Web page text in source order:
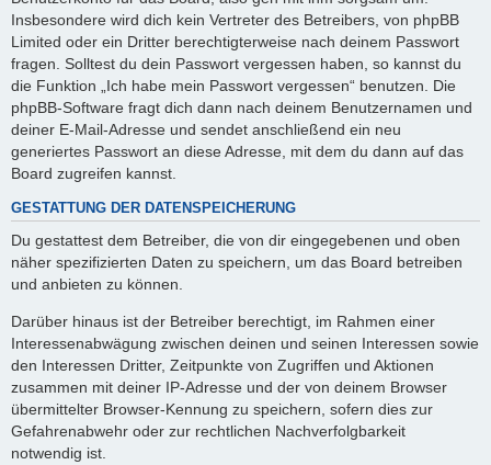
Insbesondere wird dich kein Vertreter des Betreibers, von phpBB
Limited oder ein Dritter berechtigterweise nach deinem Passwort
fragen. Solltest du dein Passwort vergessen haben, so kannst du
die Funktion „Ich habe mein Passwort vergessen“ benutzen. Die
phpBB-Software fragt dich dann nach deinem Benutzernamen und
deiner E-Mail-Adresse und sendet anschließend ein neu
generiertes Passwort an diese Adresse, mit dem du dann auf das
Board zugreifen kannst.
GESTATTUNG DER DATENSPEICHERUNG
Du gestattest dem Betreiber, die von dir eingegebenen und oben
näher spezifizierten Daten zu speichern, um das Board betreiben
und anbieten zu können.
Darüber hinaus ist der Betreiber berechtigt, im Rahmen einer
Interessenabwägung zwischen deinen und seinen Interessen sowie
den Interessen Dritter, Zeitpunkte von Zugriffen und Aktionen
zusammen mit deiner IP-Adresse und der von deinem Browser
übermittelter Browser-Kennung zu speichern, sofern dies zur
Gefahrenabwehr oder zur rechtlichen Nachverfolgbarkeit
notwendig ist.